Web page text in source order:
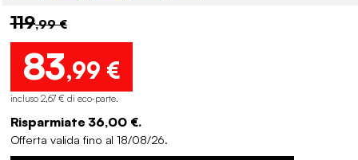
119,99 €
83,99 €
incluso 2,67 € di eco-parte.
Risparmiate 36,00 €.
Offerta valida fino al 18/08/26.